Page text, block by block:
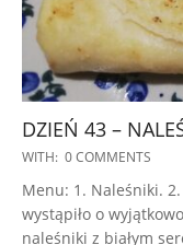
DZIEŃ 43 –
2022-
10
WITH: 0 COMMENTS
Menu: 1. Naleśniki.
wystąpiło o
naleśniki z białym